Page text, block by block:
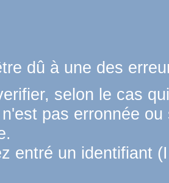
dû à une des
selon le cas
pas erronnée
entré un identifiant